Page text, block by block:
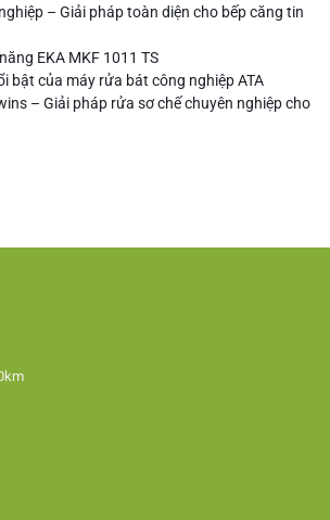
– Giải pháp toàn diện cho bếp căng tin
EKA MKF 1011 TS
bật của máy rửa bát công nghiệp ATA
– Giải pháp rửa sơ chế chuyên nghiệp cho